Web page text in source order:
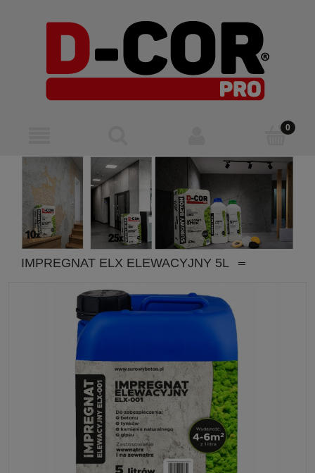
IMPREGNAT ELX ELEWACYJNY 5L